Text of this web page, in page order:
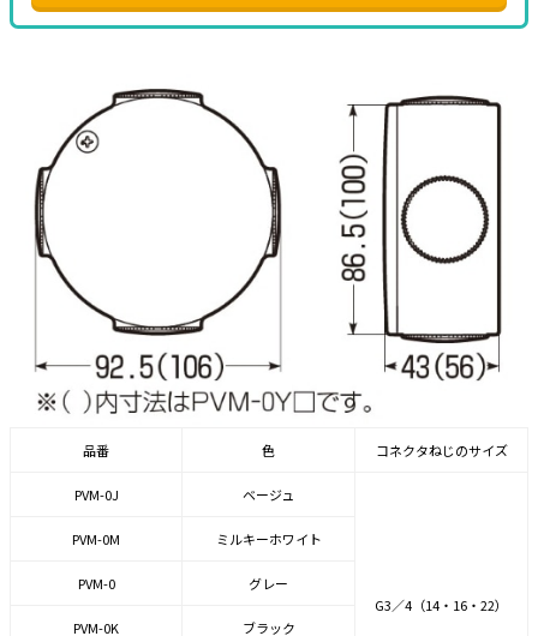
品番 色 コネクタねじのサイズ
PVM-0J ベージュ
G3／4（14・16・22）
PVM-0M ミルキーホワイト
PVM-0 グレー
PVM-0K ブラック